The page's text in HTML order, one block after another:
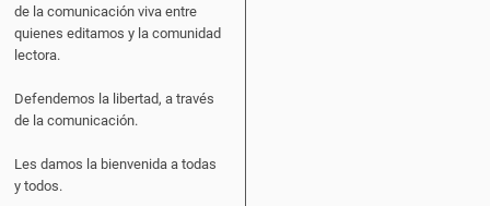
de la comunicación viva entre
quienes editamos y la comunidad
lectora.
Defendemos la libertad, a través
de la comunicación.
Les damos la bienvenida a todas
y todos.